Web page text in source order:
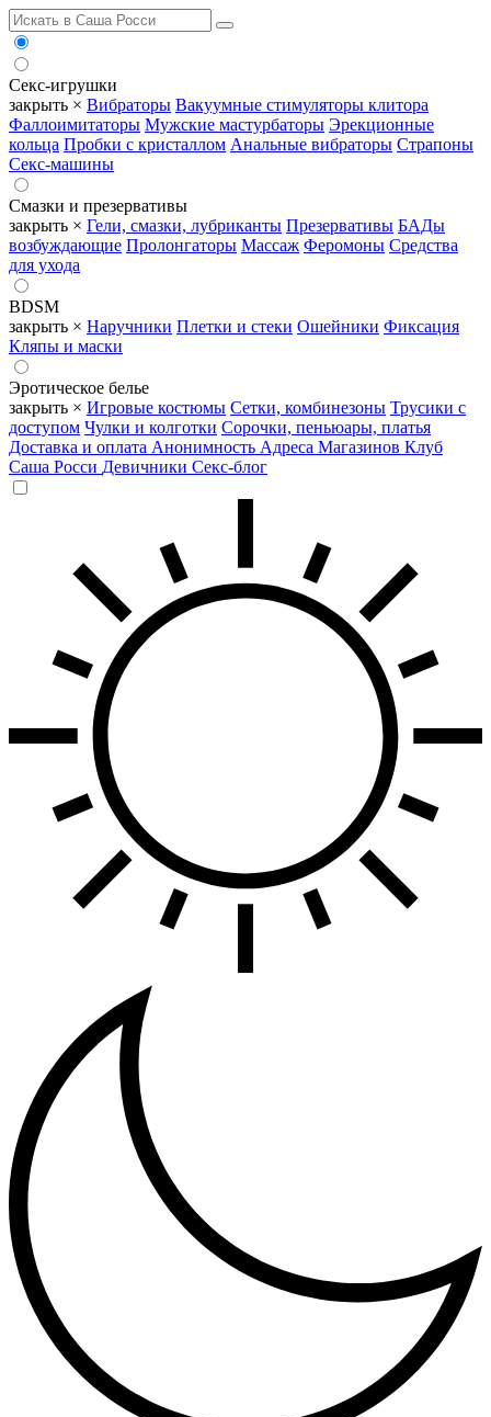
Секс-игрушки
закрыть × Вибраторы Вакуумные стимуляторы клитора
Фаллоимитаторы Мужские мастурбаторы Эрекционные
кольца Пробки с кристаллом Анальные вибраторы Страпоны
Секс-машины
Смазки и презервативы
закрыть × Гели, смазки, лубриканты Презервативы БАДы
возбуждающие Пролонгаторы Массаж Феромоны Средства
для ухода
BDSM
закрыть × Наручники Плетки и стеки Ошейники Фиксация
Кляпы и маски
Эротическое белье
закрыть × Игровые костюмы Сетки, комбинезоны Трусики с
доступом Чулки и колготки Сорочки, пеньюары, платья
Доставка и оплата Анонимность Адреса Магазинов Клуб
Саша Росси Девичники Секс-блог